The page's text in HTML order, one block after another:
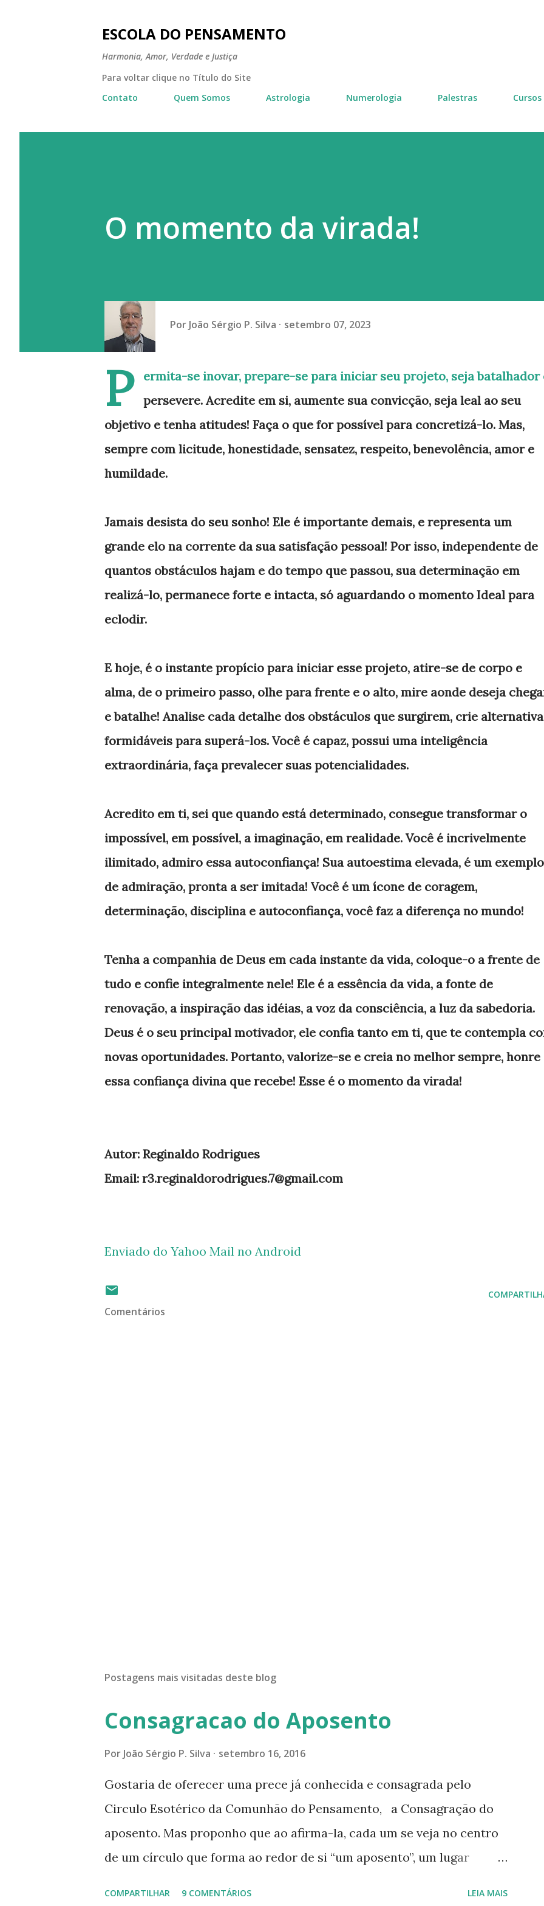
ESCOLA DO PENSAMENTO
Harmonia, Amor, Verdade e Justiça
Para voltar clique no Título do Site
Contato
Quem Somos Astrologia Numerologia Palestras Cursos
O momento da virada!
Por João Sérgio P. Silva setembro 07, 2023
P
ermita-se inovar, prepare-se para iniciar seu projeto, seja batalhador
persevere. Acredite em si, aumente sua convicção, seja leal ao seu
objetivo e tenha atitudes! Faça o que for possível para concretizá-lo. Mas,
sempre com licitude, honestidade, sensatez, respeito, benevolência, amor e
humildade.
Jamais desista do seu sonho! Ele é importante demais, e representa um
grande elo na corrente da sua satisfação pessoal! Por isso, independente de
quantos obstáculos hajam e do tempo que passou, sua determinação em
realizá-lo, permanece forte e intacta, só aguardando o momento Ideal para
eclodir.
E hoje, é o instante propício para iniciar esse projeto, atire-se de corpo e
alma, de o primeiro passo, olhe para frente e o alto, mire aonde deseja
e batalhe! Analise cada detalhe dos obstáculos que surgirem, crie
formidáveis para superá-los. Você é capaz, possui uma inteligência
extraordinária, faça prevalecer suas potencialidades.
Acredito em ti, sei que quando está determinado, consegue transformar o
impossível, em possível, a imaginação, em realidade. Você é incrivelmente
ilimitado, admiro essa autoconfiança! Sua autoestima elevada, é um exemplo
de admiração, pronta a ser imitada! Você é um ícone de coragem,
determinação, disciplina e autoconfiança, você faz a diferença no mundo!
Tenha a companhia de Deus em cada instante da vida, coloque-o a frente de
tudo e confie integralmente nele! Ele é a essência da vida, a fonte de
renovação, a inspiração das idéias, a voz da consciência, a luz da sabedoria.
Deus é o seu principal motivador, ele confia tanto em ti, que te contempla
novas oportunidades. Portanto, valorize-se e creia no melhor sempre, honre
essa confiança divina que recebe! Esse é o momento da virada!
Autor: Reginaldo Rodrigues
Email: r3.reginaldorodrigues.7@gmail.com
Enviado do Yahoo Mail no Android
Comentários
Postagens mais visitadas deste blog
Consagracao do Aposento
Por João Sérgio P. Silva setembro 16, 2016
Gostaria de oferecer uma prece já conhecida e consagrada pelo
Circulo Esotérico da Comunhão do Pensamento, a Consagração do
aposento. Mas proponho que ao afirma-la, cada um se veja no centro
de um círculo que forma ao redor de si “um aposento”, um lugar
COMPARTILHAR 9 COMENTÁRIOS LEIA MAIS